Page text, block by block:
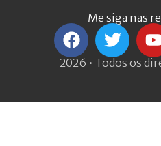
Me siga nas
2026 • Todos os